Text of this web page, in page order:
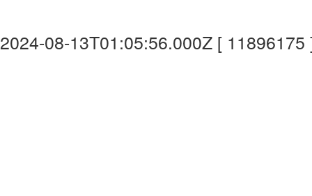
2024-08-13T01:05:56.000Z [ 11896175